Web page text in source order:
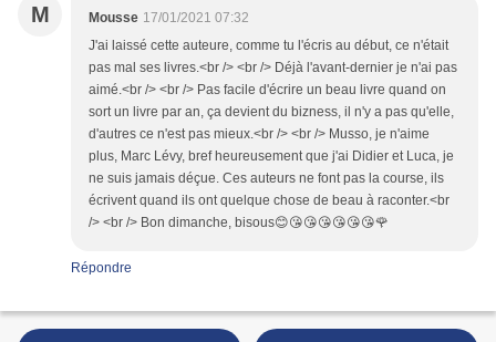
M Mousse 17/01/2021 07:32
J'ai laissé cette auteure, comme tu l'écris au début, ce n'était
pas mal ses livres.<br /> <br /> Déjà l'avant-dernier je n'ai pas
aimé.<br /> <br /> Pas facile d'écrire un beau livre quand on
sort un livre par an, ça devient du bizness, il n'y a pas qu'elle,
d'autres ce n'est pas mieux.<br /> <br /> Musso, je n'aime
plus, Marc Lévy, bref heureusement que j'ai Didier et Luca, je
ne suis jamais déçue. Ces auteurs ne font pas la course, ils
écrivent quand ils ont quelque chose de beau à raconter.<br
/> <br /> Bon dimanche, bisous😊😘😘😘😘😘😘🌹
Répondre